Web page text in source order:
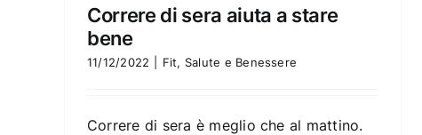
Correre di sera aiuta a stare
bene
11/12/2022 Fit, Salute e Benessere
Correre di sera è meglio che al mattino.